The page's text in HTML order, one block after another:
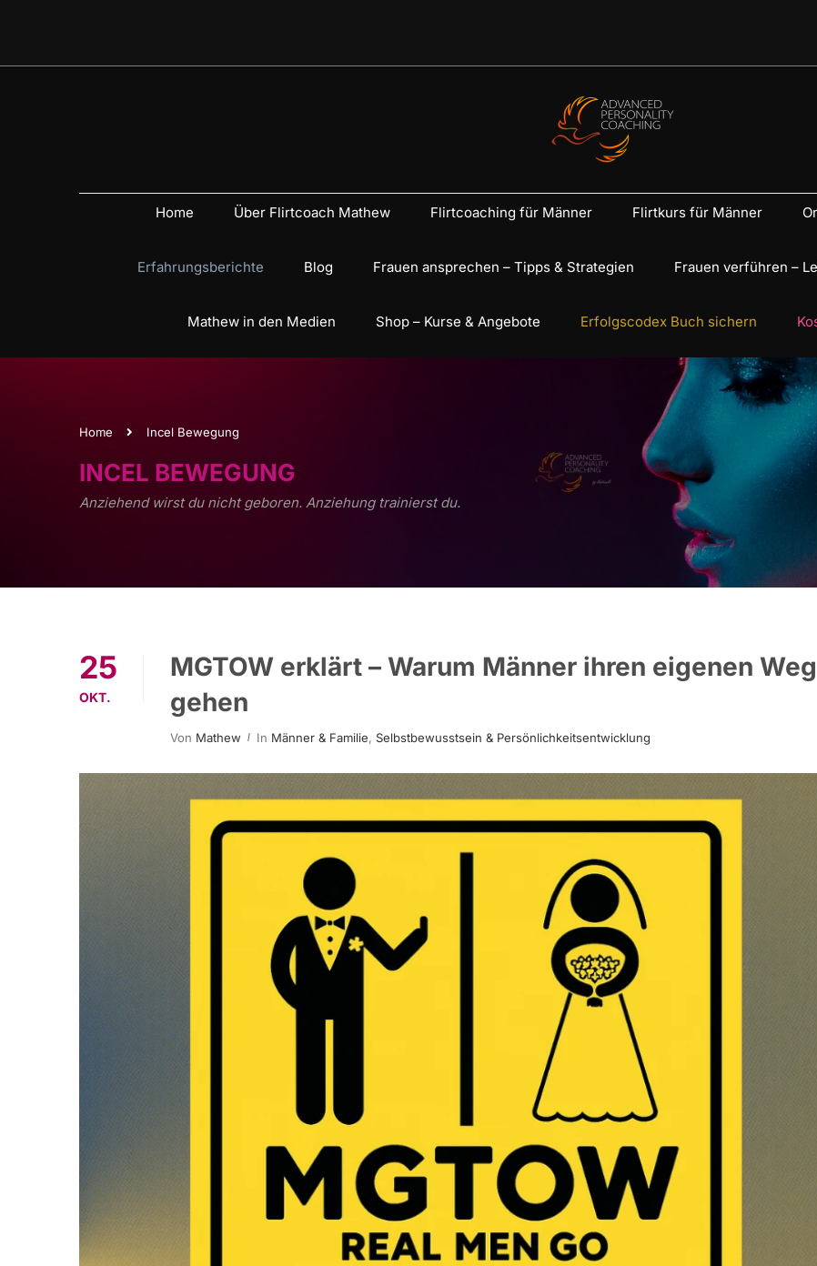
Home Über Flirtcoach Mathew Flirtcoaching für Männer Flirtkurs für Männer
Erfahrungsberichte Blog Frauen ansprechen – Tipps & Strategien Frauen verführen –
Mathew in den Medien Shop – Kurse & Angebote Erfolgscodex Buch sichern
Home Incel Bewegung
INCEL BEWEGUNG
Anziehend wirst du nicht geboren. Anziehung trainierst du.
25
OKT.
MGTOW erklärt – Warum Männer ihren eigenen Weg
gehen
Von Mathew In Männer & Familie, Selbstbewusstsein & Persönlichkeitsentwicklung